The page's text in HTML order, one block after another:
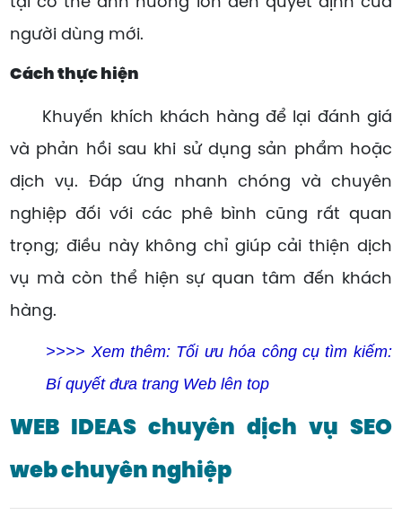
người dùng mới.
Cách thực hiện
Khuyến khích khách hàng để lại đánh giá
và phản hồi sau khi sử dụng sản phẩm hoặc
dịch vụ. Đáp ứng nhanh chóng và chuyên
nghiệp đối với các phê bình cũng rất quan
trọng; điều này không chỉ giúp cải thiện dịch
vụ mà còn thể hiện sự quan tâm đến khách
hàng.
>>>> Xem thêm: Tối ưu hóa công cụ tìm kiếm:
Bí quyết đưa trang Web lên top
WEB IDEAS chuyên dịch vụ SEO
web chuyên nghiệp